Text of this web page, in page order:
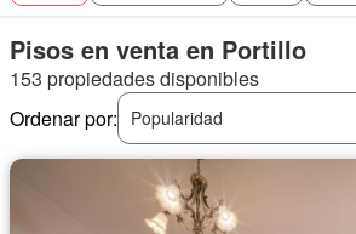
Pisos en venta en Portillo
153 propiedades disponibles
Ordenar por:
Popularidad